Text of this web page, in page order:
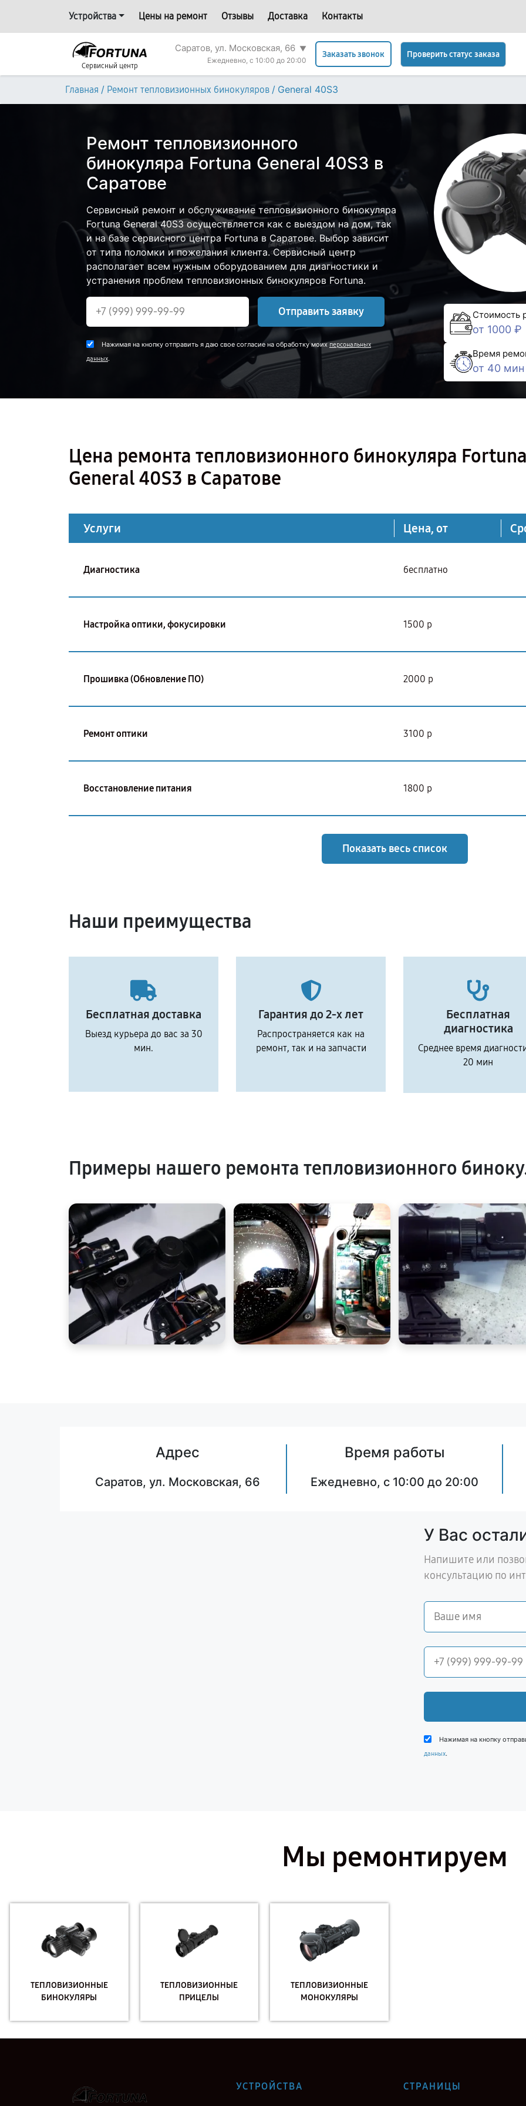
Устройства Цены на ремонт Отзывы Доставка Контакты
Сервисный центр
Саратов, ул. Московская, 66 ▼
Ежедневно, с 10:00 до 20:00
Заказать звонок Проверить статус заказа
Главная / Ремонт тепловизионных бинокуляров / General 40S3
Ремонт тепловизионного
бинокуляра Fortuna General 40S3 в
Саратове
Сервисный ремонт и обслуживание тепловизионного бинокуляра
Fortuna General 40S3 осуществляется как с выездом на дом, так
и на базе сервисного центра Fortuna в Саратове. Выбор зависит
от типа поломки и пожелания клиента. Сервисный центр
располагает всем нужным оборудованием для диагностики и
устранения проблем тепловизионных бинокуляров Fortuna.
Отправить заявку
Нажимая на кнопку отправить я даю свое согласие на обработку моихперсональных
данных.
Стоимость
от 1000 ₽
Время
от 40 мин
Цена ремонта тепловизионного бинокуляра
General 40S3 в Саратове
Услуги Цена, от
Диагностика бесплатно
Настройка оптики, фокусировки 1500 р
Прошивка (Обновление ПО) 2000 р
Ремонт оптики 3100 р
Восстановление питания 1800 р
Показать весь список
Наши преимущества
Бесплатная доставка
Выезд курьера до вас за 30
мин.
Гарантия до 2-х лет
Распространяется как на
ремонт, так и на запчасти
Бесплатная
диагностика
Среднее время
20 мин
Примеры нашего ремонта тепловизионного
Адрес
Саратов, ул. Московская, 66
Время работы
Ежедневно, с 10:00 до 20:00
У Вас
Напишите или
консультацию по
Нажимая на кнопку
данных.
Мы ремонтируем
ТЕПЛОВИЗИОННЫЕ
БИНОКУЛЯРЫ
ТЕПЛОВИЗИОННЫЕ
ПРИЦЕЛЫ
ТЕПЛОВИЗИОННЫЕ
МОНОКУЛЯРЫ
УСТРОЙСТВА СТРАНИЦЫ